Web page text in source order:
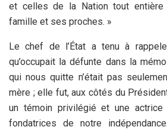
et celles de la Nation tout
famille et ses proches. »
Le chef de l’État a tenu à
qu’occupait la défunte dans la
qui nous quitte n’était pas
mère ; elle fut, aux côtés du
un témoin privilégié et une
fondatrices de notre